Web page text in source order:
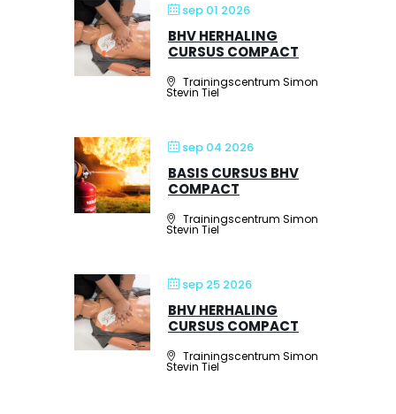
sep 01 2026
BHV HERHALING
CURSUS COMPACT
Trainingscentrum Simon
Stevin Tiel
sep 04 2026
BASIS CURSUS BHV
COMPACT
Trainingscentrum Simon
Stevin Tiel
sep 25 2026
BHV HERHALING
CURSUS COMPACT
Trainingscentrum Simon
Stevin Tiel